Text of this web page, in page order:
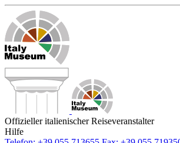
Offizieller italienischer Reiseveranstalter
Hilfe